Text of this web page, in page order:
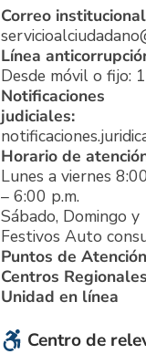
Correo
Línea
Desde móvil o fijo:
Notificaciones
judiciales:
Horario de
Lunes a viernes
– 6:00 p.m.
Sábado, Domingo y
Festivos Auto
Puntos de
Centros Regionales
Unidad en línea
Centro de